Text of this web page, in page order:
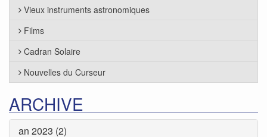
Vieux instruments astronomiques
Films
Cadran Solaire
Nouvelles du Curseur
ARCHIVE
an 2023 (2)